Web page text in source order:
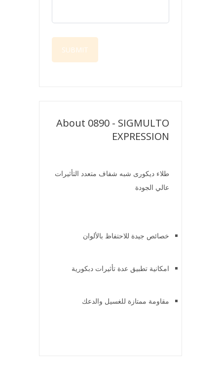
About 0890 - SIGMULTO
EXPRESSION
طلاء ديكورى شبه شفاف متعدد التأثيرات
عالي الجودة
خصائص جيدة للاحتفاظ بالألوان
امكانية تطبيق عدة تأثيرات دبكورية
مقاومة ممتازة للغسيل والدعك